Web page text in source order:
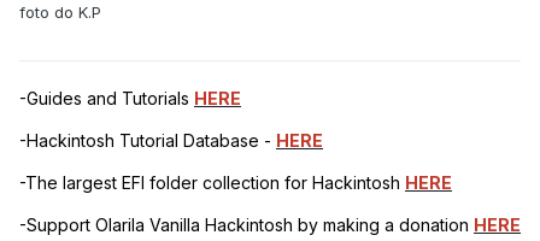
foto do K.P
-Guides and Tutorials HERE
-Hackintosh Tutorial Database - HERE
-The largest EFI folder collection for Hackintosh HERE
-Support Olarila Vanilla Hackintosh by making a donation HERE